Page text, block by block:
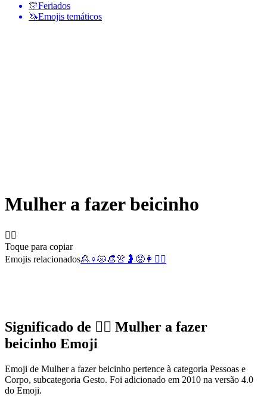
🎊Feriados
🦄Emojis temáticos
Mulher a fazer beicinho
🙎‍♀️
Toque para copiar
Emojis relacionados🙎 ♀️😾👒👚 🤰 😡 👩 🙎‍♂️
Significado de 🙎‍♀️ Mulher a fazer
beicinho Emoji
Emoji de Mulher a fazer beicinho pertence à categoria Pessoas e
Corpo, subcategoria Gesto. Foi adicionado em 2010 na versão 4.0
do Emoji.